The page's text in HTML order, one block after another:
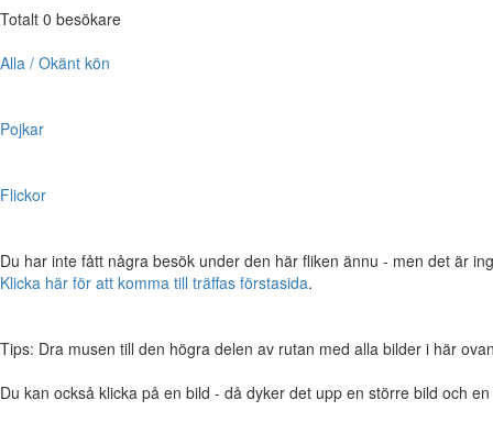
Totalt 0 besökare
Alla / Okänt kön
Pojkar
Flickor
Du har inte fått några besök under den här fliken ännu - men det är
Klicka här för att komma till träffas förstasida.
Tips: Dra musen till den högra delen av rutan med alla bilder i här
Du kan också klicka på en bild - då dyker det upp en större bild och